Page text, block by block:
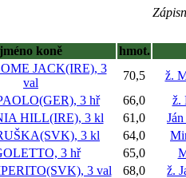
jméno koně
hmot.
JACK(IRE), 3
val
70,5
ž.
3 hř 66,0
ž.
HILL(IRE), 3 kl 61,0
3 kl 64,0
3 hř 65,0
3 val 68,0
ž.